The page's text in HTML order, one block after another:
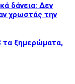
δάνεια: Δεν
χρωστάς την
τα ξημερώματα,